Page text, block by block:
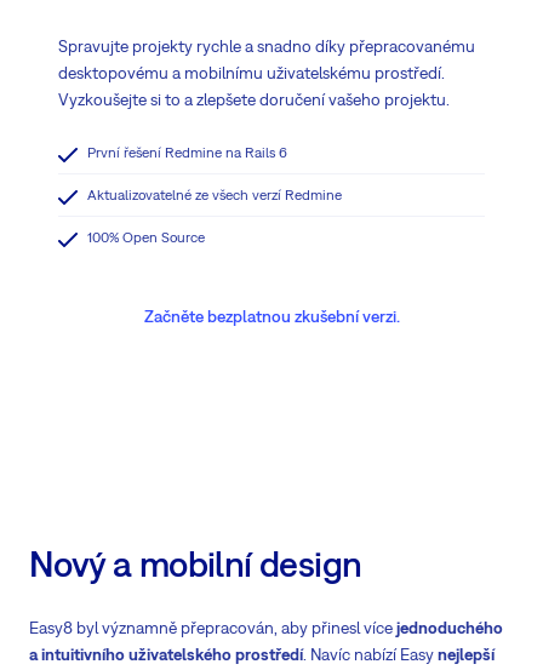
Spravujte projekty rychle a snadno díky přepracovanému
desktopovému a mobilnímu uživatelskému prostředí.
Vyzkoušejte si to a zlepšete doručení vašeho projektu.
První řešení Redmine na Rails 6
Aktualizovatelné ze všech verzí Redmine
100% Open Source
Začněte bezplatnou zkušební verzi.
Nový a mobilní design
Easy8 byl významně přepracován, aby přinesl vícejednoduchého
a intuitivního uživatelského prostředí. Navíc nabízí Easynejlepší